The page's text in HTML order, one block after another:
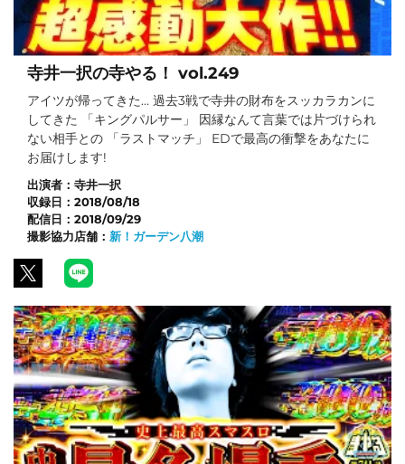
寺井一択の寺やる！ vol.249
アイツが帰ってきた… 過去3戦で寺井の財布をスッカラカンに
してきた 「キングパルサー」 因縁なんて言葉では片づけられ
ない相手との 「ラストマッチ」 EDで最高の衝撃をあなたに
お届けします!
出演者： 寺井一択
収録日： 2018/08/18
配信日： 2018/09/29
撮影協力店舗： 新！ガーデン八潮